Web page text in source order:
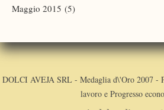
Maggio 2015 (5)
DOLCI AVEJA SRL - Medaglia d\'Oro 2007 -
lavoro e Progresso